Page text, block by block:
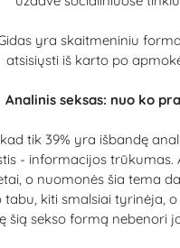
yra skaitmeniniu
atsisiųsti iš karto po
Analinis seksas: nuo ko
tik 39% yra išbandę
- informacijos trūkumas.
o nuomonės šia tema
tabu, kiti smalsiai tyrinėja,
šią sekso formą nebenori